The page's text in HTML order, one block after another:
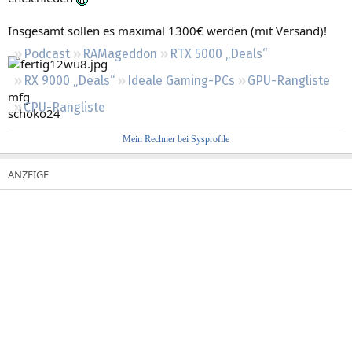
Podcast RAMageddon
RTX 5000 „Deals“
RX 9000 „Deals“
Ideale Gaming-PCs
GPU-Rangliste
CPU-Rangliste
Insgesamt sollen es maximal 1300€ werden (mit Versand)!
mfg
schoko24
Mein Rechner bei Sysprofile